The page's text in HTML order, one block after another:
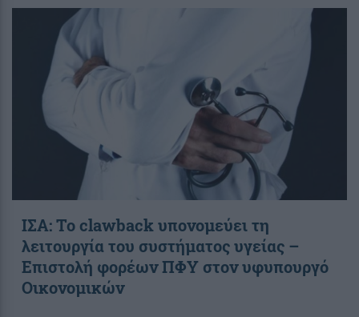
ΙΣΑ: Το clawback υπονομεύει τη
λειτουργία του συστήματος υγείας –
Επιστολή φορέων ΠΦΥ στον υφυπουργό
Οικονομικών